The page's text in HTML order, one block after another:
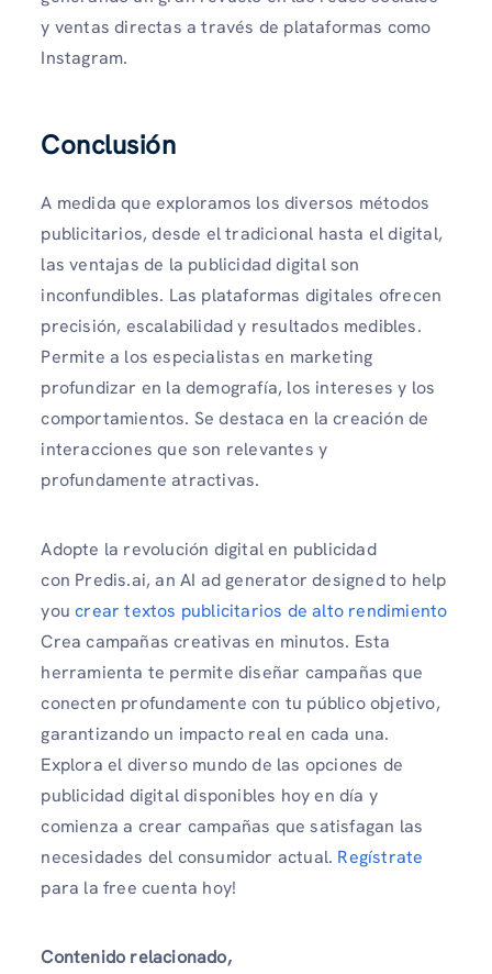
y ventas directas a través de plataformas como
Instagram.
Conclusión
A medida que exploramos los diversos métodos
publicitarios, desde el tradicional hasta el digital,
las ventajas de la publicidad digital son
inconfundibles. Las plataformas digitales ofrecen
precisión, escalabilidad y resultados medibles.
Permite a los especialistas en marketing
profundizar en la demografía, los intereses y los
comportamientos. Se destaca en la creación de
interacciones que son relevantes y
profundamente atractivas.
Adopte la revolución digital en publicidad
con Predis.ai, an AI ad generator designed to help
youcrear textos publicitarios de alto rendimiento
Crea campañas creativas en minutos. Esta
herramienta te permite diseñar campañas que
conecten profundamente con tu público objetivo,
garantizando un impacto real en cada una.
Explora el diverso mundo de las opciones de
publicidad digital disponibles hoy en día y
comienza a crear campañas que satisfagan las
necesidades del consumidor actual. Regístrate
para la free cuenta hoy!
Contenido relacionado,